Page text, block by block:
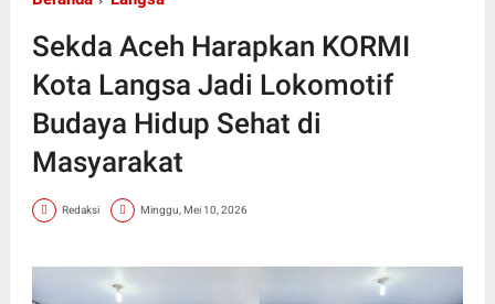
Sekda Aceh Harapkan KORMI
Kota Langsa Jadi Lokomotif
Budaya Hidup Sehat di
Masyarakat
Redaksi Minggu, Mei 10, 2026